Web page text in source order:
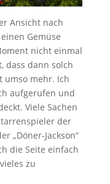
Ansicht nach
Gemüse
nicht einmal
dass dann solch
umso mehr. Ich
aufgerufen und
Viele Sachen
der
„Döner-Jackson“
die Seite einfach
zu